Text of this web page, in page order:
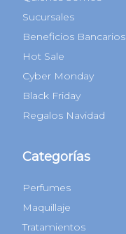
Sucursales
Beneficios Bancarios
Hot Sale
Cyber Monday
Black Friday
Regalos Navidad
Categorías
Perfumes
Maquillaje
Tratamientos